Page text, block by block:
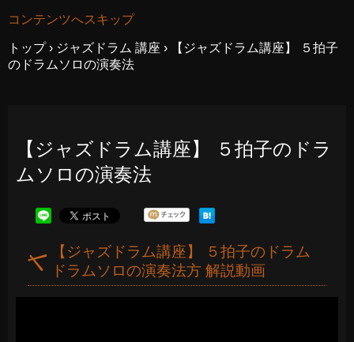
コンテンツへスキップ
トップ › ジャズドラム 講座 ›
【ジャズドラム講座】 ５拍子
のドラムソロの演奏法
【ジャズドラム講座】 ５拍子のドラ
ムソロの演奏法
【ジャズドラム講座】 ５拍子のドラム
ドラムソロの演奏法方 解説動画